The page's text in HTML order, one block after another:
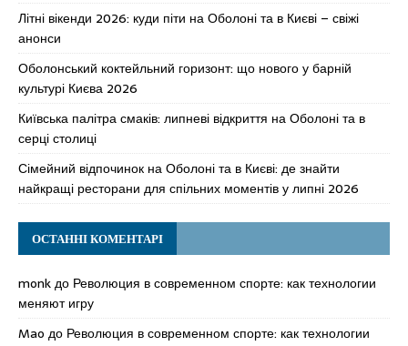
Літні вікенди 2026: куди піти на Оболоні та в Києві – свіжі
анонси
Оболонський коктейльний горизонт: що нового у барній
культурі Києва 2026
Київська палітра смаків: липневі відкриття на Оболоні та в
серці столиці
Сімейний відпочинок на Оболоні та в Києві: де знайти
найкращі ресторани для спільних моментів у липні 2026
ОСТАННІ КОМЕНТАРІ
monkдо Революция в современном спорте: как технологии
меняют игру
Mao до Революция в современном спорте: как технологии